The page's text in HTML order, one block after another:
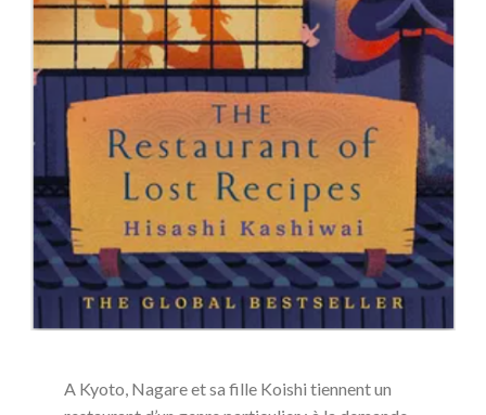
A Kyoto, Nagare et sa fille Koishi tiennent un